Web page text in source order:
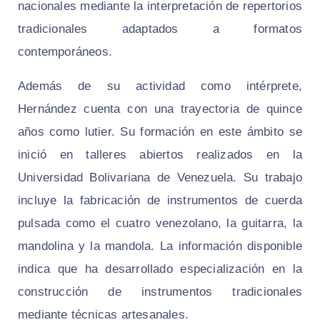
nacionales mediante la interpretación de repertorios
tradicionales adaptados a formatos
contemporáneos.
Además de su actividad como intérprete,
Hernández cuenta con una trayectoria de quince
años como lutier. Su formación en este ámbito se
inició en talleres abiertos realizados en la
Universidad Bolivariana de Venezuela. Su trabajo
incluye la fabricación de instrumentos de cuerda
pulsada como el cuatro venezolano, la guitarra, la
mandolina y la mandola. La información disponible
indica que ha desarrollado especialización en la
construcción de instrumentos tradicionales
mediante técnicas artesanales.